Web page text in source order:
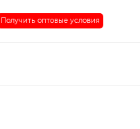
Получить оптовые условия